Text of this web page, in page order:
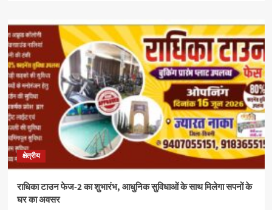
क्षेत्रीय
राधिका टाउन फेज-2 का शुभारंभ, आधुनिक सुविधाओं के साथ मिलेगा सपनों के
घर का अवसर